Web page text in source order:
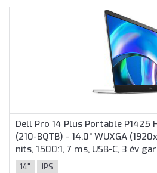
Dell Pro 14 Plus Portable P1425
(210-BQTB) - 14.0" WUXGA
nits, 1500:1, 7 ms, USB-C, 3 év
14" IPS